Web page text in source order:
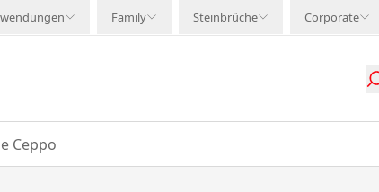
Family Steinbrüche Corporate
Ceppo